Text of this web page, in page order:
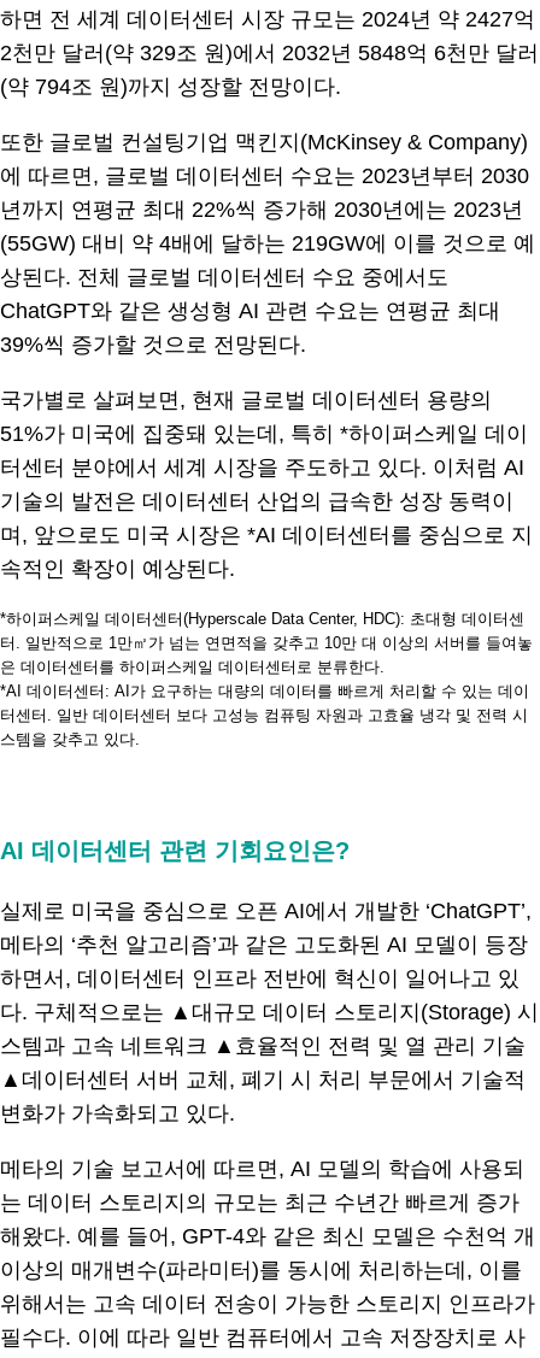
하면 전 세계 데이터센터 시장 규모는 2024년 약 2427억
2천만 달러(약 329조 원)에서 2032년 5848억 6천만 달러
(약 794조 원)까지 성장할 전망이다.
또한 글로벌 컨설팅기업 맥킨지(McKinsey & Company)
에 따르면, 글로벌 데이터센터 수요는 2023년부터 2030
년까지 연평균 최대 22%씩 증가해 2030년에는 2023년
(55GW) 대비 약 4배에 달하는 219GW에 이를 것으로 예
상된다. 전체 글로벌 데이터센터 수요 중에서도
ChatGPT와 같은 생성형 AI 관련 수요는 연평균 최대
39%씩 증가할 것으로 전망된다.
국가별로 살펴보면, 현재 글로벌 데이터센터 용량의
51%가 미국에 집중돼 있는데, 특히 *하이퍼스케일 데이
터센터 분야에서 세계 시장을 주도하고 있다. 이처럼 AI
기술의 발전은 데이터센터 산업의 급속한 성장 동력이
며, 앞으로도 미국 시장은 *AI 데이터센터를 중심으로 지
속적인 확장이 예상된다.
*하이퍼스케일 데이터센터(Hyperscale Data Center, HDC): 초대형 데이터센
터. 일반적으로 1만㎡가 넘는 연면적을 갖추고 10만 대 이상의 서버를 들여놓
은 데이터센터를 하이퍼스케일 데이터센터로 분류한다.
*AI 데이터센터: AI가 요구하는 대량의 데이터를 빠르게 처리할 수 있는 데이
터센터. 일반 데이터센터 보다 고성능 컴퓨팅 자원과 고효율 냉각 및 전력 시
스템을 갖추고 있다.
AI 데이터센터 관련 기회요인은?
실제로 미국을 중심으로 오픈 AI에서 개발한 ‘ChatGPT’,
메타의 ‘추천 알고리즘’과 같은 고도화된 AI 모델이 등장
하면서, 데이터센터 인프라 전반에 혁신이 일어나고 있
다. 구체적으로는 ▲대규모 데이터 스토리지(Storage) 시
스템과 고속 네트워크 ▲효율적인 전력 및 열 관리 기술
▲데이터센터 서버 교체, 폐기 시 처리 부문에서 기술적
변화가 가속화되고 있다.
메타의 기술 보고서에 따르면, AI 모델의 학습에 사용되
는 데이터 스토리지의 규모는 최근 수년간 빠르게 증가
해왔다. 예를 들어, GPT-4와 같은 최신 모델은 수천억 개
이상의 매개변수(파라미터)를 동시에 처리하는데, 이를
위해서는 고속 데이터 전송이 가능한 스토리지 인프라가
필수다. 이에 따라 일반 컴퓨터에서 고속 저장장치로 사